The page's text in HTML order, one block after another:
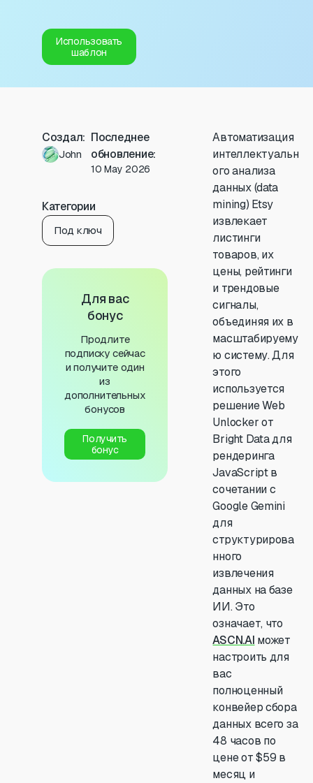
Использовать
шаблон
Создал:
John
Последнее
обновление:
10 May 2026
Категории
Под ключ
Для вас
бонус
Продлите
подписку сейчас
и получите один
из
дополнительных
бонусов
Получить
бонус
Автоматизация
интеллектуальн
ого анализа
данных (data
mining) Etsy
извлекает
листинги
товаров, их
цены, рейтинги
и трендовые
сигналы,
объединяя их в
масштабируему
ю систему. Для
этого
используется
решение Web
Unlocker от
Bright Data для
рендеринга
JavaScript в
сочетании с
Google Gemini
для
структурирова
нного
извлечения
данных на базе
ИИ. Это
означает, что
ASCN.AI может
настроить для
вас
полноценный
конвейер сбора
данных всего за
48 часов по
цене от $59 в
месяц и